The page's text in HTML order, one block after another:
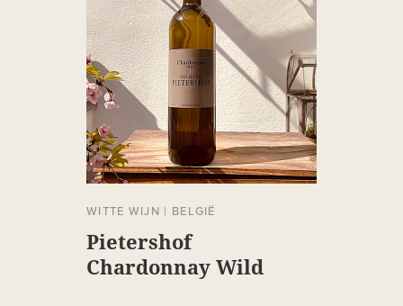
WITTE WIJN | BELGIË
Pietershof
Chardonnay Wild